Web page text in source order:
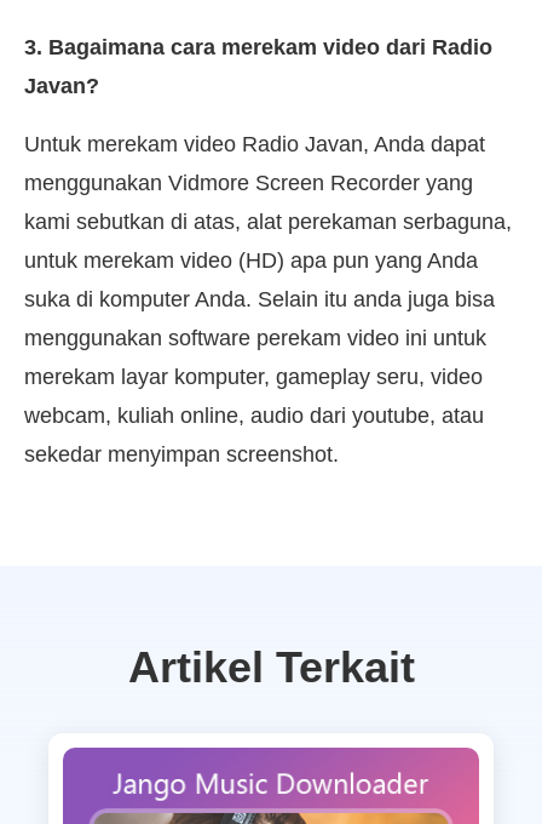
3. Bagaimana cara merekam video dari Radio
Javan?
Untuk merekam video Radio Javan, Anda dapat
menggunakan Vidmore Screen Recorder yang
kami sebutkan di atas, alat perekaman serbaguna,
untuk merekam video (HD) apa pun yang Anda
suka di komputer Anda. Selain itu anda juga bisa
menggunakan software perekam video ini untuk
merekam layar komputer, gameplay seru, video
webcam, kuliah online, audio dari youtube, atau
sekedar menyimpan screenshot.
Artikel Terkait